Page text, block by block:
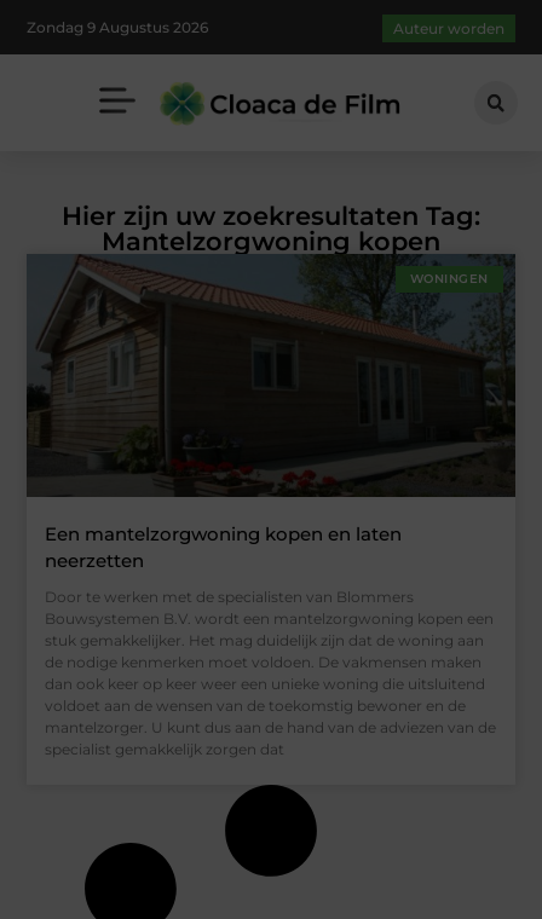
Zondag 9 Augustus 2026 Auteur worden
Hier zijn uw zoekresultaten Tag:
Mantelzorgwoning kopen
WONINGEN
Een mantelzorgwoning kopen en laten
neerzetten
Door te werken met de specialisten van Blommers
Bouwsystemen B.V. wordt een mantelzorgwoning kopen een
stuk gemakkelijker. Het mag duidelijk zijn dat de woning aan
de nodige kenmerken moet voldoen. De vakmensen maken
dan ook keer op keer weer een unieke woning die uitsluitend
voldoet aan de wensen van de toekomstig bewoner en de
mantelzorger. U kunt dus aan de hand van de adviezen van de
specialist gemakkelijk zorgen dat